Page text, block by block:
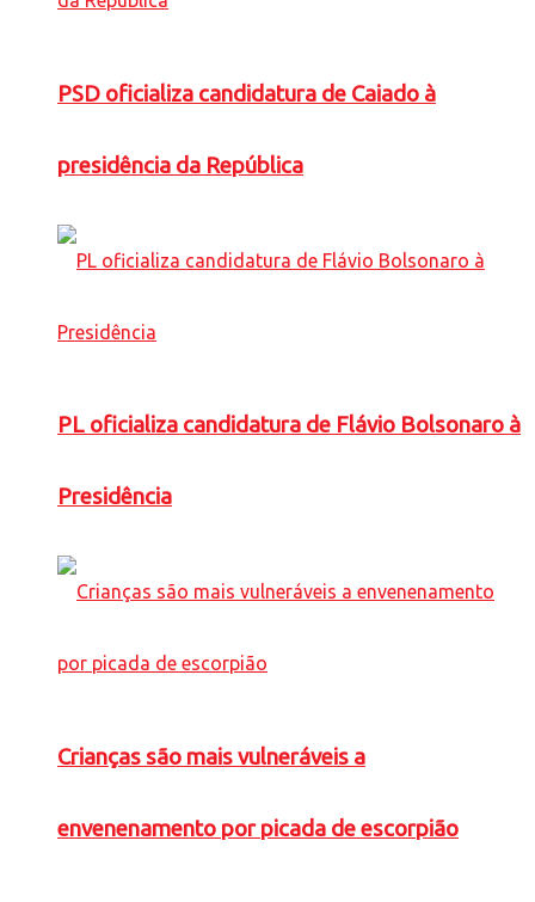
PSD oficializa candidatura de Caiado à
presidência da República
PL oficializa candidatura de Flávio Bolsonaro à
Presidência
Crianças são mais vulneráveis a
envenenamento por picada de escorpião